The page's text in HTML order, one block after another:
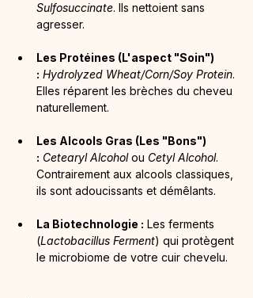
Sulfosuccinate. Ils nettoient sans
agresser.
Les Protéines (L'aspect "Soin")
: Hydrolyzed Wheat/Corn/Soy Protein.
Elles réparent les brèches du cheveu
naturellement.
Les Alcools Gras (Les "Bons")
: Cetearyl Alcohol ou Cetyl Alcohol.
Contrairement aux alcools classiques,
ils sont adoucissants et démêlants.
La Biotechnologie : Les ferments
(Lactobacillus Ferment) qui protègent
le microbiome de votre cuir chevelu.